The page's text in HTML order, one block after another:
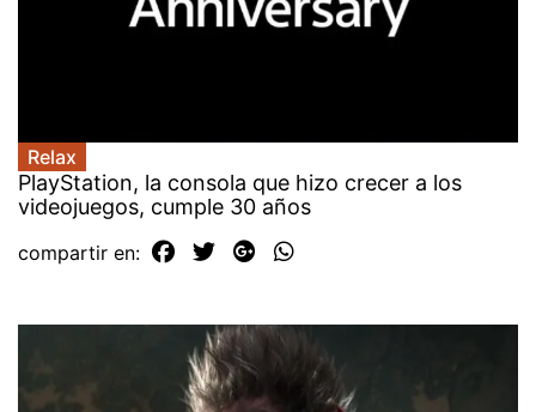
Relax
PlayStation, la consola que hizo crecer a los
videojuegos, cumple 30 años
compartir en: